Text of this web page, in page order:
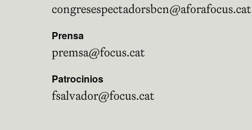
congresespectadorsbcn@aforafocus.cat
Prensa
premsa@focus.cat
Patrocinios
fsalvador@focus.cat